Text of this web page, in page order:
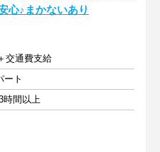
心♪まかないあり
交通費支給
ート
時間以上